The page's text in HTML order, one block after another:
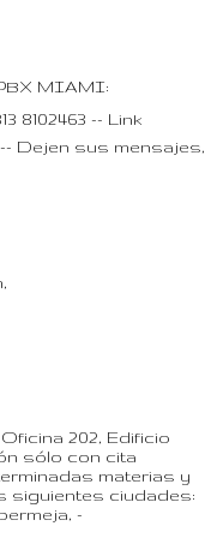
PBX MIAMI:
8102463 -- Link
-- Dejen sus mensajes,
202, Edificio
sólo con cita
materias y
siguientes ciudades:
-